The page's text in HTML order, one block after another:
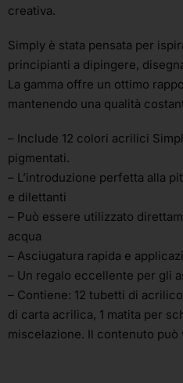
creativa.
Simply è stata pensata per
principianti a dipingere,
La gamma offre un ottimo
mantenendo una qualità
– Include 12 colori acrilici
pigmentati.
– L’introduzione perfetta alla
e dilettanti
– Può essere utilizzato
acqua
– Asciugatura rapida e
– Un regalo eccellente per gli
– Contiene: 12 tubetti di
di carta acrilica, 1 matita per
miscelazione. Il contenuto può